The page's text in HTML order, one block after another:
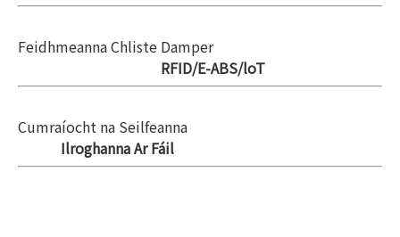
Feidhmeanna Chliste Damper
RFID/E-ABS/loT
Cumraíocht na Seilfeanna
Ilroghanna Ar Fáil